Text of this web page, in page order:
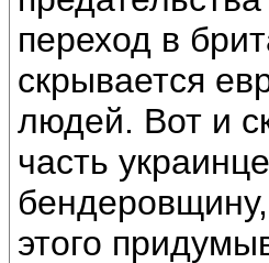
переход в
скрывается
людей. Вот и
часть
этого